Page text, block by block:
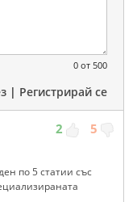
0 от 500
| Регистрирай се
2 5
по 5 статии със